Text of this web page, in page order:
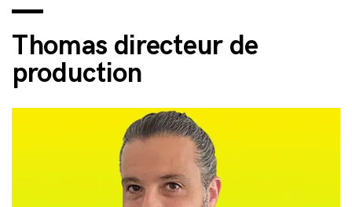
Thomas directeur de
production